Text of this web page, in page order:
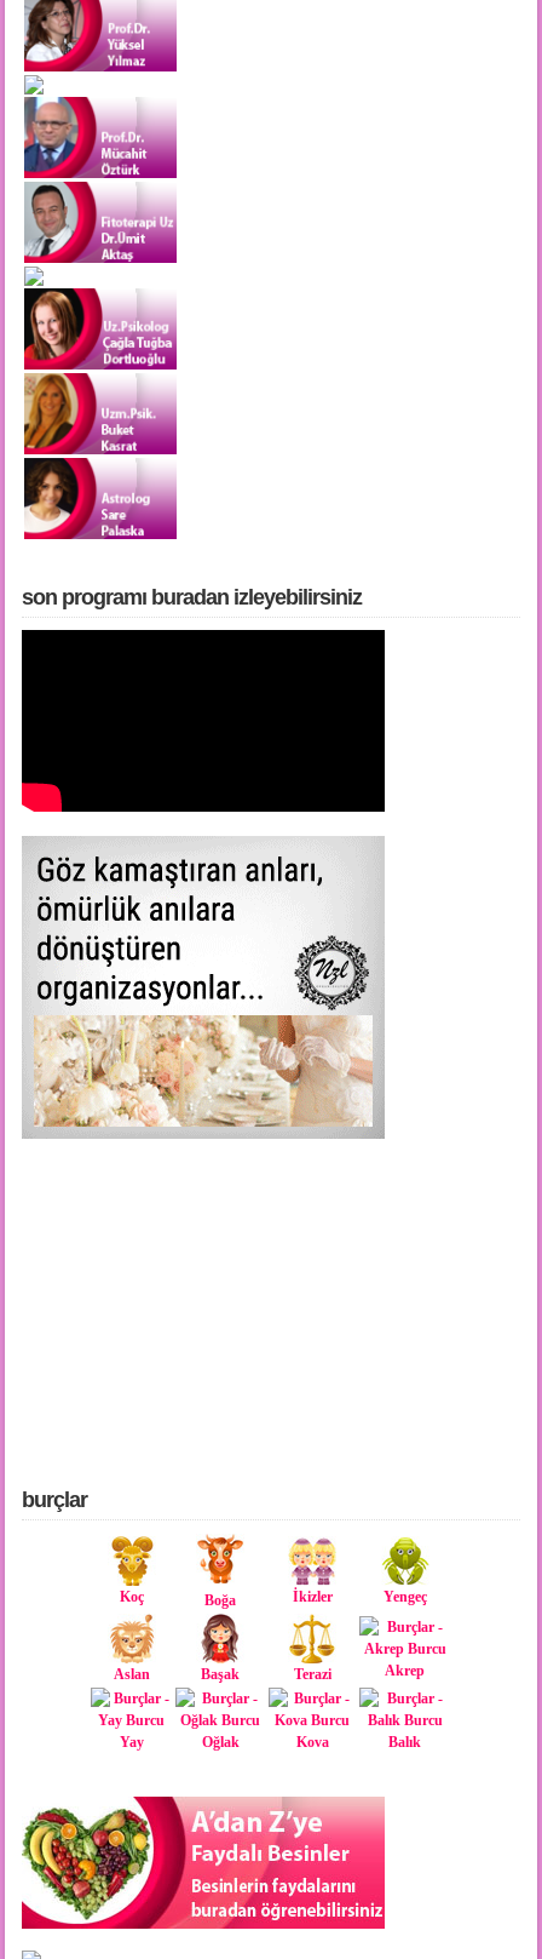
son programı buradan i̇zleyebilirsiniz
burçlar
Koç Boğa İkizler Yengeç
Aslan Başak Terazi Akrep
Yay Oğlak Kova Balık